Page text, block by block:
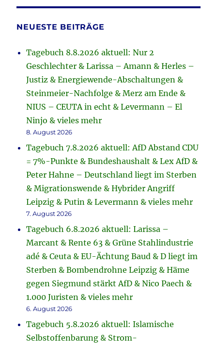
NEUESTE BEITRÄGE
Tagebuch 8.8.2026 aktuell: Nur 2
Geschlechter & Larissa – Amann & Herles –
Justiz & Energiewende-Abschaltungen &
Steinmeier-Nachfolge & Merz am Ende &
NIUS – CEUTA in echt & Levermann – El
Ninjo & vieles mehr
8. August 2026
Tagebuch 7.8.2026 aktuell: AfD Abstand CDU
= 7%-Punkte & Bundeshaushalt & Lex AfD &
Peter Hahne – Deutschland liegt im Sterben
& Migrationswende & Hybrider Angriff
Leipzig & Putin & Levermann & vieles mehr
7. August 2026
Tagebuch 6.8.2026 aktuell: Larissa –
Marcant & Rente 63 & Grüne Stahlindustrie
adé & Ceuta & EU-Ächtung Baud & D liegt im
Sterben & Bombendrohne Leipzig & Häme
gegen Siegmund stärkt AfD & Nico Paech &
1.000 Juristen & vieles mehr
6. August 2026
Tagebuch 5.8.2026 aktuell: Islamische
Selbstoffenbarung & Strom-